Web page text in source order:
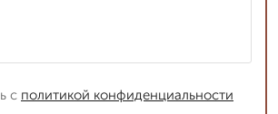
с политикой конфиденциальности